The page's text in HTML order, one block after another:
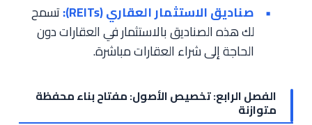
صناديق الاستثمار العقاري (REITs):
تسمح
لك هذه الصناديق بالاستثمار في العقارات دون
الحاجة إلى شراء العقارات مباشرة.
الفصل الرابع: تخصيص الأصول: مفتاح بناء محفظة
متوازنة